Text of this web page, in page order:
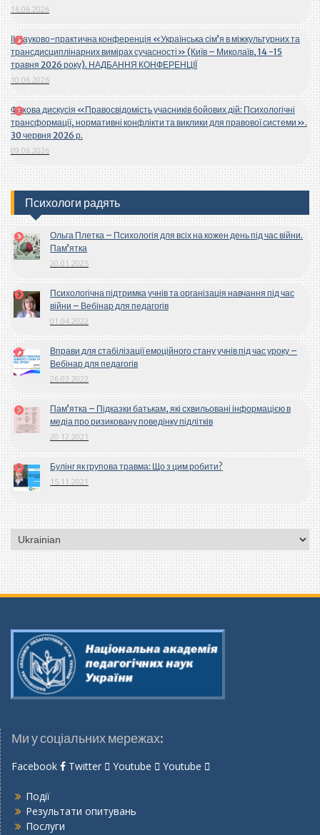
16.06.2026
ІІ Науково-практична конференція «Українська сім’я в міжкультурних та
трансдисциплінарних вимірах сучасності» (Київ – Миколаїв, 14 -15
травня 2026 року). НАДБАННЯ КОНФЕРЕНЦІЇ
10.06.2026
Фахова дискусія «Правосвідомість учасників бойових дій: Психологічні
трансформації, нормативні конфлікти та виклики для правової системи».
30 червня 2026 р.
09.06.2026
Психологи радять
Ольга Плетка – Психологія для всіх на кожен день під час війни.
Пам’ятка
20.01.2025
Психологічна підтримка учнів та організація навчання під час
війни – Вебінар для педагогів
01.04.2022
Вправи для стабілізації емоційного стану учнів під час уроку –
Вебінар для педагогів
26.03.2022
Пам’ятка – Підказки батькам, які схвильовані інформацією в
медіа про ризиковану поведінку підлітків
20.12.2021
Булінг як групова травма: Що з цим робити?
15.11.2021
Вибрати
мову
Ми у соціальних мережах:
Facebook Twitter Youtube Youtube
Події
Результати опитувань
Послуги